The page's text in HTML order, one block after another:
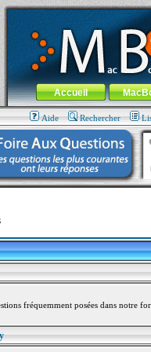
fr.com : 100% Apple... 100%
au contenu-Aller au menu
Menu général
Accueil
Aide Rechercher
fréquemment posées dans notre